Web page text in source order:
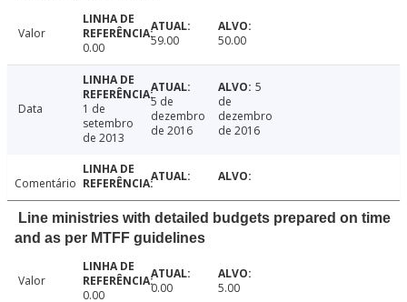
Valor
0.00
59.00 50.00
Data
1 de
setembro
de 2013
5 de
dezembro
de 2016
5
de
dezembro
de 2016
Comentário
Line ministries with detailed budgets prepared on time
and as per MTFF guidelines
Valor
0.00
0.00 5.00